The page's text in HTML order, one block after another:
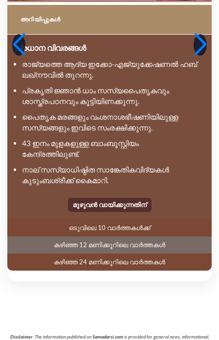
അറിയിപ്പുകള്‍
പ്രധാന വിവരങ്ങൾ
രാജ്യത്തെ ആദ്യ ഇക്കോ-എജ്യുക്കേഷണൽ ഹബ്
ലഖ്നൗവിൽ തുറന്നു.
പ്രകൃതി ജ്ഞാൻ ധാം സസ്യപൈതൃകവും
ശാസ്ത്രപഠനവും കൂട്ടിയിണക്കുന്നു.
പൈതൃക മരങ്ങളും വംശനാശഭീഷണിയിലുള്ള
സസ്യങ്ങളും ഇവിടെ സംരക്ഷിക്കുന്നു.
43 ഇനം മുളകളുള്ള ബാംബൂസ്റ്റിയം
കേന്ദ്രത്തിലുണ്ട്.
നാല് സസ്യാധിഷ്ഠിത സാങ്കേതികവിദ്യകൾ
കുടുംബശ്രീക്ക് കൈമാറി.
മുഴുവൻ വായിക്കുന്നതിന്
ഒടുവിലെ 10 വാർത്തകൾക്ക്
കഴിഞ്ഞ 12 മണിക്കൂറിലെ വാർത്തകൾ
കഴിഞ്ഞ 24 മണിക്കൂറിലെ വാർത്തകൾ
Disclaimer: The information published onSamadarsi.comis provided for general news, informational,